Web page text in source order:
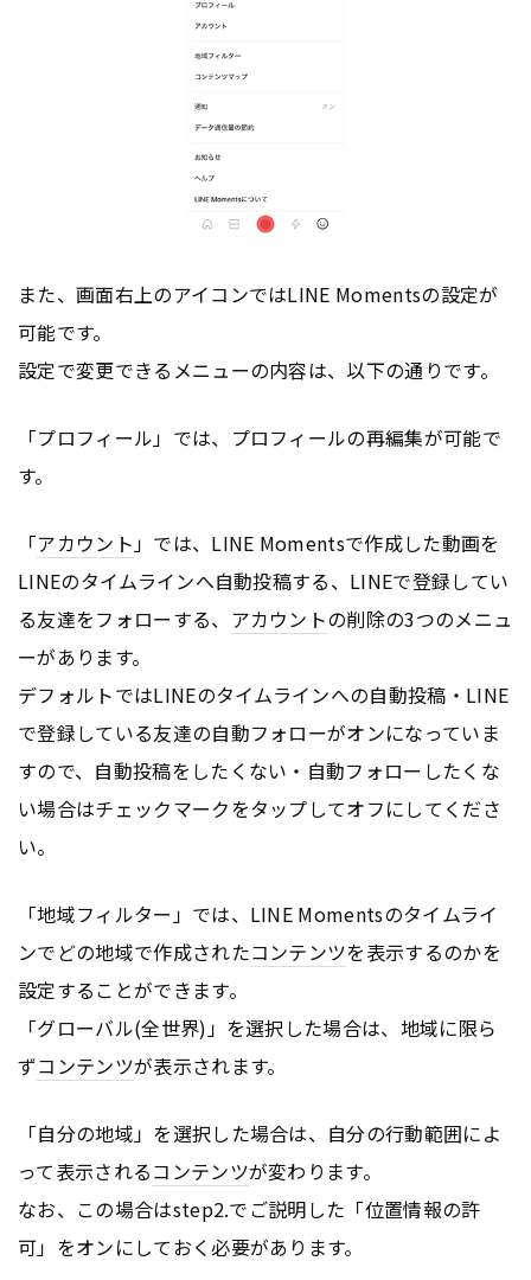
また、画面右上のアイコンではLINE Momentsの設定が
可能です。
設定で変更できるメニューの内容は、以下の通りです。
「プロフィール」では、プロフィールの再編集が可能で
す。
「アカウント 」では、LINE Momentsで作成した動画を
LINEのタイムラインへ自動投稿する、LINEで登録してい
る友達をフォローする、 アカウントの削除の3つのメニュ
ーがあります。
デフォルトではLINEのタイムラインへの自動投稿・LINE
で登録している友達の自動フォローがオンになっていま
すので、自動投稿をしたくない・自動フォローしたくな
い場合はチェックマークをタップしてオフにしてくださ
い。
「地域フィルター」では、LINE Momentsのタイムライ
ンでどの地域で作成されたコンテンツを表示するのかを
設定することができます。
「グローバル(全世界)」を選択した場合は、地域に限ら
ずコンテンツが表示されます。
「自分の地域」を選択した場合は、自分の行動範囲によ
って表示されるコンテンツが変わります。
なお、この場合はstep2.でご説明した「位置情報の許
可」をオンにしておく必要があります。